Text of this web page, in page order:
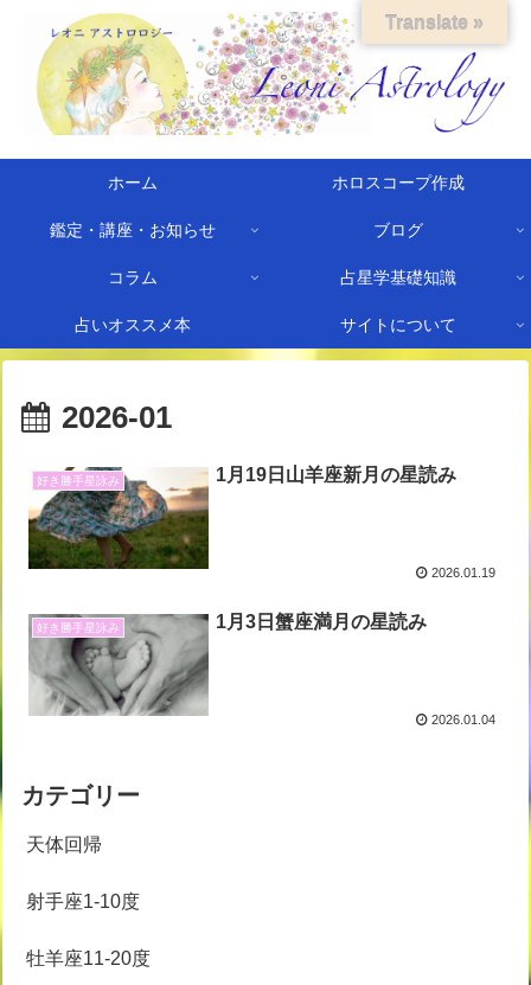
ホーム ホロスコープ作成
鑑定・講座・お知らせ ブログ
コラム 占星学基礎知識
占いオススメ本 サイトについて
2026-01
好き勝手星詠み 1月19日山羊座新月の星読み
2026.01.19
好き勝手星詠み 1月3日蟹座満月の星読み
2026.01.04
カテゴリー
天体回帰
射手座1-10度
牡羊座11-20度
Translate »